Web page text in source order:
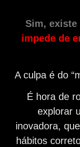
Sim,
impede de
A culpa é do
É hora de
explorar
inovadora,
hábitos